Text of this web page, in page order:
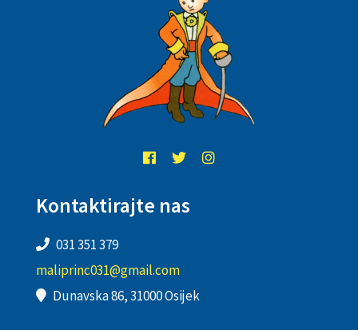
Kontaktirajte nas
031 351 379
maliprinc031@gmail.com
Dunavska 86, 31000 Osijek